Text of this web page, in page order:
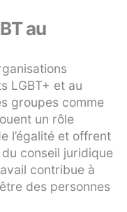
au
LGBT+ et au
groupes comme
un rôle
l’égalité et offrent
conseil juridique
contribue à
des personnes